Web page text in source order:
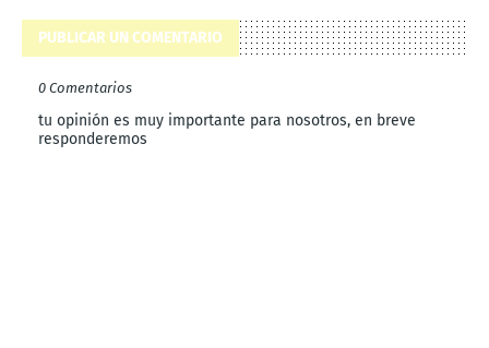
PUBLICAR UN COMENTARIO
0 Comentarios
tu opinión es muy importante para nosotros, en breve
responderemos